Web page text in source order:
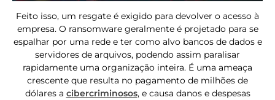
Feito isso, um resgate é exigido para devolver o acesso à
empresa. O ransomware geralmente é projetado para se
espalhar por uma rede e ter como alvo bancos de dados e
servidores de arquivos, podendo assim paralisar
rapidamente uma organização inteira. É uma ameaça
crescente que resulta no pagamento de milhões de
dólares a cibercriminosos, e causa danos e despesas